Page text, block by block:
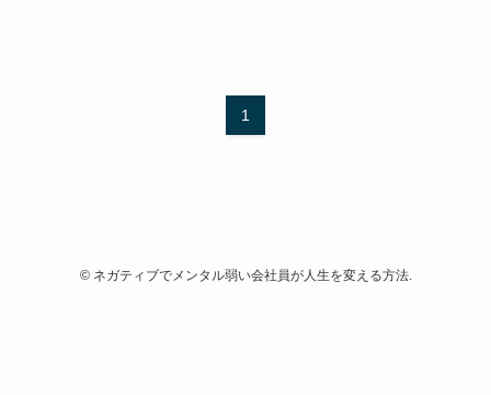
1
©ネガティブでメンタル弱い会社員が人生を変える方法.